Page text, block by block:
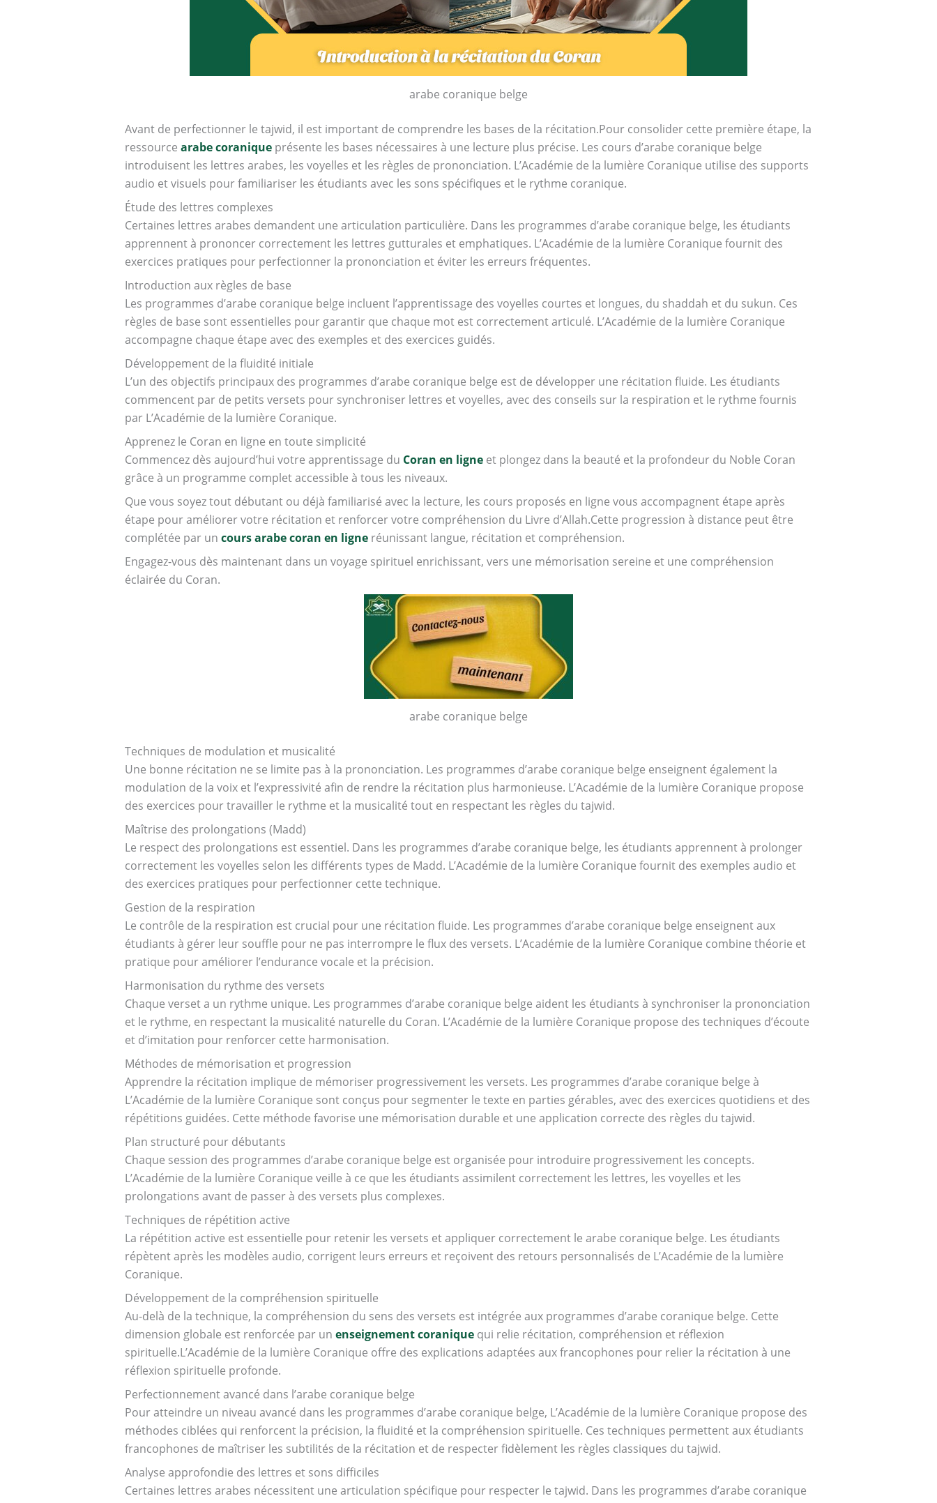
arabe coranique belge
Avant de perfectionner le tajwid, il est important de comprendre les bases de la récitation.Pour consolider cette première étape, la
ressource arabe coraniqueprésente les bases nécessaires à une lecture plus précise. Les cours d’arabe coranique belge
introduisent les lettres arabes, les voyelles et les règles de prononciation. L’Académie de la lumière Coranique utilise des supports
audio et visuels pour familiariser les étudiants avec les sons spécifiques et le rythme coranique.
Étude des lettres complexes
Certaines lettres arabes demandent une articulation particulière. Dans les programmes d’arabe coranique belge, les étudiants
apprennent à prononcer correctement les lettres gutturales et emphatiques. L’Académie de la lumière Coranique fournit des
exercices pratiques pour perfectionner la prononciation et éviter les erreurs fréquentes.
Introduction aux règles de base
Les programmes d’arabe coranique belge incluent l’apprentissage des voyelles courtes et longues, du shaddah et du sukun. Ces
règles de base sont essentielles pour garantir que chaque mot est correctement articulé. L’Académie de la lumière Coranique
accompagne chaque étape avec des exemples et des exercices guidés.
Développement de la fluidité initiale
L’un des objectifs principaux des programmes d’arabe coranique belge est de développer une récitation fluide. Les étudiants
commencent par de petits versets pour synchroniser lettres et voyelles, avec des conseils sur la respiration et le rythme fournis
par L’Académie de la lumière Coranique.
Apprenez le Coran en ligne en toute simplicité
Commencez dès aujourd’hui votre apprentissage du Coran en ligneet plongez dans la beauté et la profondeur du Noble Coran
grâce à un programme complet accessible à tous les niveaux.
Que vous soyez tout débutant ou déjà familiarisé avec la lecture, les cours proposés en ligne vous accompagnent étape après
étape pour améliorer votre récitation et renforcer votre compréhension du Livre d’Allah.Cette progression à distance peut être
complétée par un cours arabe coran en ligneréunissant langue, récitation et compréhension.
Engagez-vous dès maintenant dans un voyage spirituel enrichissant, vers une mémorisation sereine et une compréhension
éclairée du Coran.
arabe coranique belge
Techniques de modulation et musicalité
Une bonne récitation ne se limite pas à la prononciation. Les programmes d’arabe coranique belge enseignent également la
modulation de la voix et l’expressivité afin de rendre la récitation plus harmonieuse. L’Académie de la lumière Coranique propose
des exercices pour travailler le rythme et la musicalité tout en respectant les règles du tajwid.
Maîtrise des prolongations (Madd)
Le respect des prolongations est essentiel. Dans les programmes d’arabe coranique belge, les étudiants apprennent à prolonger
correctement les voyelles selon les différents types de Madd. L’Académie de la lumière Coranique fournit des exemples audio et
des exercices pratiques pour perfectionner cette technique.
Gestion de la respiration
Le contrôle de la respiration est crucial pour une récitation fluide. Les programmes d’arabe coranique belge enseignent aux
étudiants à gérer leur souffle pour ne pas interrompre le flux des versets. L’Académie de la lumière Coranique combine théorie et
pratique pour améliorer l’endurance vocale et la précision.
Harmonisation du rythme des versets
Chaque verset a un rythme unique. Les programmes d’arabe coranique belge aident les étudiants à synchroniser la prononciation
et le rythme, en respectant la musicalité naturelle du Coran. L’Académie de la lumière Coranique propose des techniques d’écoute
et d’imitation pour renforcer cette harmonisation.
Méthodes de mémorisation et progression
Apprendre la récitation implique de mémoriser progressivement les versets. Les programmes d’arabe coranique belge à
L’Académie de la lumière Coranique sont conçus pour segmenter le texte en parties gérables, avec des exercices quotidiens et des
répétitions guidées. Cette méthode favorise une mémorisation durable et une application correcte des règles du tajwid.
Plan structuré pour débutants
Chaque session des programmes d’arabe coranique belge est organisée pour introduire progressivement les concepts.
L’Académie de la lumière Coranique veille à ce que les étudiants assimilent correctement les lettres, les voyelles et les
prolongations avant de passer à des versets plus complexes.
Techniques de répétition active
La répétition active est essentielle pour retenir les versets et appliquer correctement le arabe coranique belge. Les étudiants
répètent après les modèles audio, corrigent leurs erreurs et reçoivent des retours personnalisés de L’Académie de la lumière
Coranique.
Développement de la compréhension spirituelle
Au-delà de la technique, la compréhension du sens des versets est intégrée aux programmes d’arabe coranique belge. Cette
dimension globale est renforcée par un enseignement coraniquequi relie récitation, compréhension et réflexion
spirituelle.L’Académie de la lumière Coranique offre des explications adaptées aux francophones pour relier la récitation à une
réflexion spirituelle profonde.
Perfectionnement avancé dans l’arabe coranique belge
Pour atteindre un niveau avancé dans les programmes d’arabe coranique belge, L’Académie de la lumière Coranique propose des
méthodes ciblées qui renforcent la précision, la fluidité et la compréhension spirituelle. Ces techniques permettent aux étudiants
francophones de maîtriser les subtilités de la récitation et de respecter fidèlement les règles classiques du tajwid.
Analyse approfondie des lettres et sons difficiles
Certaines lettres arabes nécessitent une articulation spécifique pour respecter le tajwid. Dans les programmes d’arabe coranique